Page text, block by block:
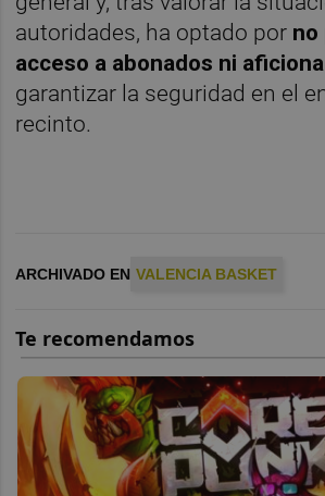
autoridades, ha optado por no
acceso a abonados ni
garantizar la seguridad en el
recinto.
ARCHIVADO EN VALENCIA BASKET